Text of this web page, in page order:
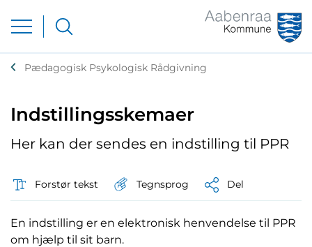
Pædagogisk Psykologisk Rådgivning
Indstillingsskemaer
Her kan der sendes en indstilling til PPR
Forstør tekst Tegnsprog Del
En indstilling er en elektronisk henvendelse til PPR
om hjælp til sit barn.